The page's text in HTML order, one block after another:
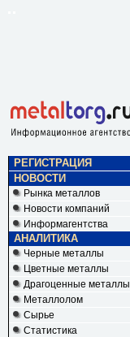
РЕГИСТРАЦИЯ
НОВОСТИ
Рынка металлов
Новости компаний
Информагентства
АНАЛИТИКА
Черные металлы
Цветные металлы
Драгоценные металлы
Металлолом
Сырье
Статистика